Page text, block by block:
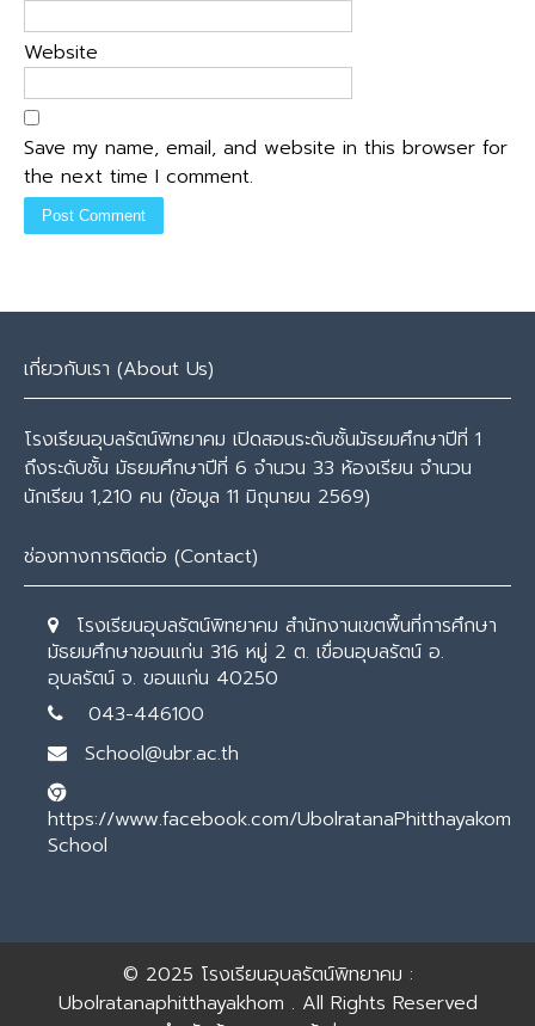
Website
Save my name, email, and website in this browser for
the next time I comment.
เกี่ยวกับเรา (About Us)
โรงเรียนอุบลรัตน์พิทยาคม เปิดสอนระดับชั้นมัธยมศึกษาปีที่ 1
ถึงระดับชั้น มัธยมศึกษาปีที่ 6 จำนวน 33 ห้องเรียน จำนวน
นักเรียน 1,210 คน (ข้อมูล 11 มิถุนายน 2569)
ช่องทางการติดต่อ (Contact)
โรงเรียนอุบลรัตน์พิทยาคม สำนักงานเขตพื้นที่การศึกษา
มัธยมศึกษาขอนแก่น 316 หมู่ 2 ต. เขื่อนอุบลรัตน์ อ.
อุบลรัตน์ จ. ขอนแก่น 40250
043-446100
School@ubr.ac.th
https://www.facebook.com/UbolratanaPhitthayakom
School
© 2025 โรงเรียนอุบลรัตน์พิทยาคม :
Ubolratanaphitthayakhom . All Rights Reserved